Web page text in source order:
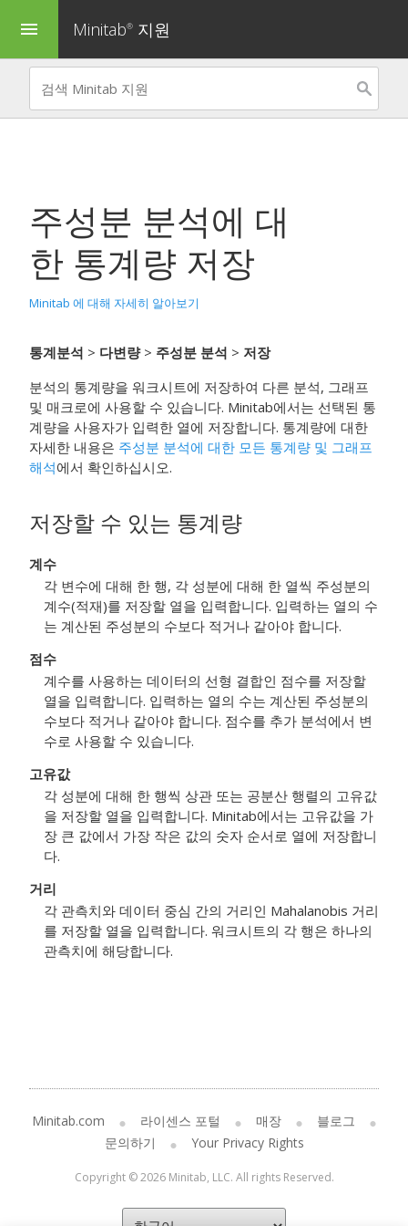
menu Minitab® 지원
주성분 분석에 대
한 통계량 저장
Minitab 에 대해 자세히 알아보기
통계분석 > 다변량> 주성분 분석 > 저장
분석의 통계량을 워크시트에 저장하여 다른 분석, 그래프
및 매크로에 사용할 수 있습니다. Minitab에서는 선택된 통
계량을 사용자가 입력한 열에 저장합니다. 통계량에 대한
자세한 내용은 주성분 분석에 대한 모든 통계량 및 그래프
해석에서 확인하십시오.
저장할 수 있는 통계량
계수
각 변수에 대해 한 행, 각 성분에 대해 한 열씩 주성분의
계수(적재)를 저장할 열을 입력합니다. 입력하는 열의 수
는 계산된 주성분의 수보다 적거나 같아야 합니다.
점수
계수를 사용하는 데이터의 선형 결합인 점수를 저장할
열을 입력합니다. 입력하는 열의 수는 계산된 주성분의
수보다 적거나 같아야 합니다. 점수를 추가 분석에서 변
수로 사용할 수 있습니다.
고유값
각 성분에 대해 한 행씩 상관 또는 공분산 행렬의 고유값
을 저장할 열을 입력합니다. Minitab에서는 고유값을 가
장 큰 값에서 가장 작은 값의 숫자 순서로 열에 저장합니
다.
거리
각 관측치와 데이터 중심 간의 거리인 Mahalanobis 거리
를 저장할 열을 입력합니다. 워크시트의 각 행은 하나의
관측치에 해당합니다.
Minitab.com 라이센스 포털 매장
블로그
문의하기
Your Privacy Rights
Copyright © 2026 Minitab, LLC. All rights Reserved.